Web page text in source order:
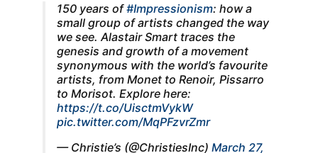
150 years of#Impressionism: how a
small group of artists changed the way
we see. Alastair Smart traces the
genesis and growth of a movement
synonymous with the world’s favourite
artists, from Monet to Renoir, Pissarro
to Morisot. Explore here:
https://t.co/UisctmVykW
pic.twitter.com/MqPFzvrZmr
— Christie’s (@ChristiesInc) March 27,